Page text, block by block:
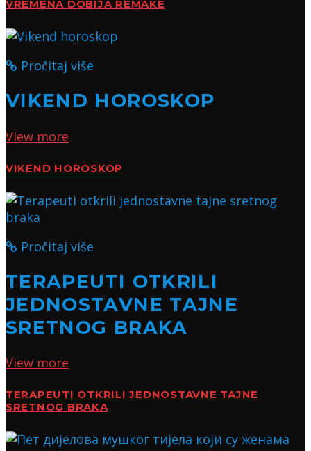
VREMENA DOBIJA REMAKE
Pročitaj više
VIKEND HOROSKOP
View more
VIKEND HOROSKOP
Pročitaj više
TERAPEUTI OTKRILI
JEDNOSTAVNE TAJNE
SRETNOG BRAKA
View more
TERAPEUTI OTKRILI JEDNOSTAVNE TAJNE
SRETNOG BRAKA